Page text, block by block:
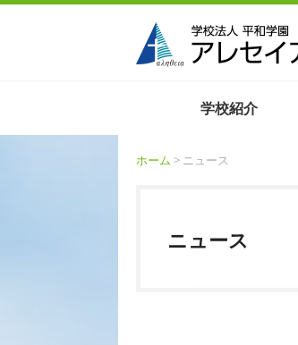
学校紹介
ホーム > ニュース
ニュース